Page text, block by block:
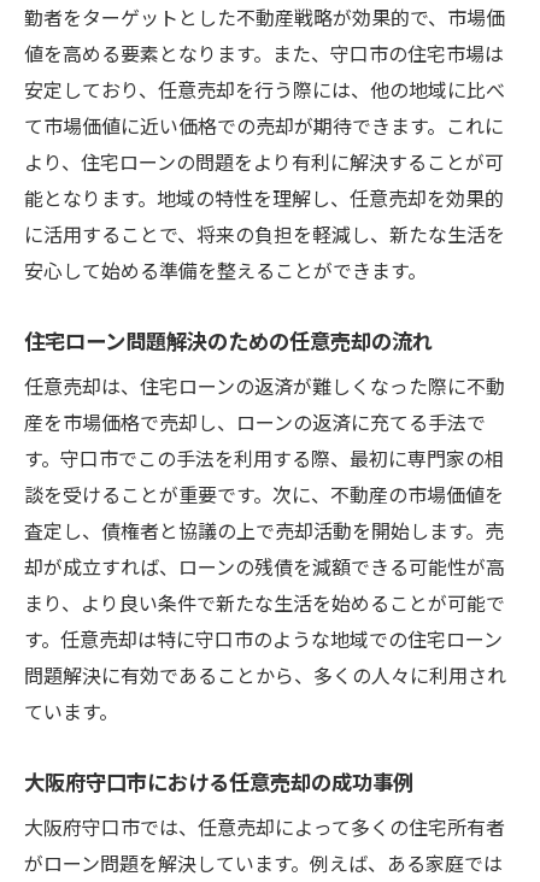
ローン返済計画の見直しと改善
守口市における住宅ローン任意売却の注意点
任意売却を行う際の法的注意点
守口市特有の不動産市場のリスク管理
住宅ローン契約の見直しの重要性
任意売却の際のトラブルを避けるには
専門家のアドバイスを受けるべき理由
任意売却で新たなスタート守口市の安心アドバ
イス
新たな生活を始めるための任意売却の準備
心理的負担を軽減するためのアドバイス
新生活へのスムーズな移行をサポート
守口市で安心して任意売却を行うためのポ
イント
アフターサービスの重要性
新たな住まい探しのヒント
実践的な任意売却守口市での住宅ローン攻略法
守口市でのローン攻略に成功するための戦
略
任意売却を通じた資産管理の見直し
勤者をターゲットとした不動産戦略が効果的で、市場価
値を高める要素となります。また、守口市の住宅市場は
安定しており、任意売却を行う際には、他の地域に比べ
て市場価値に近い価格での売却が期待できます。これに
より、住宅ローンの問題をより有利に解決することが可
能となります。地域の特性を理解し、任意売却を効果的
に活用することで、将来の負担を軽減し、新たな生活を
安心して始める準備を整えることができます。
住宅ローン問題解決のための任意売却の流れ
任意売却は、住宅ローンの返済が難しくなった際に不動
産を市場価格で売却し、ローンの返済に充てる手法で
す。守口市でこの手法を利用する際、最初に専門家の相
談を受けることが重要です。次に、不動産の市場価値を
査定し、債権者と協議の上で売却活動を開始します。売
却が成立すれば、ローンの残債を減額できる可能性が高
まり、より良い条件で新たな生活を始めることが可能で
す。任意売却は特に守口市のような地域での住宅ローン
問題解決に有効であることから、多くの人々に利用され
ています。
大阪府守口市における任意売却の成功事例
大阪府守口市では、任意売却によって多くの住宅所有者
がローン問題を解決しています。例えば、ある家庭では